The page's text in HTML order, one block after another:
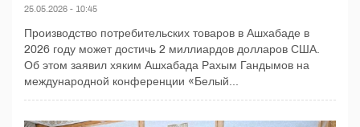
25.05.2026 - 10:45
Производство потребительских товаров в Ашхабаде в
2026 году может достичь 2 миллиардов долларов США.
Об этом заявил хяким Ашхабада Рахым Гандымов на
международной конференции «Белый...